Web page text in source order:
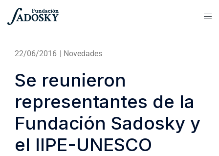
22/06/2016 | Novedades
Se reunieron
representantes de la
Fundación Sadosky y
el IIPE-UNESCO